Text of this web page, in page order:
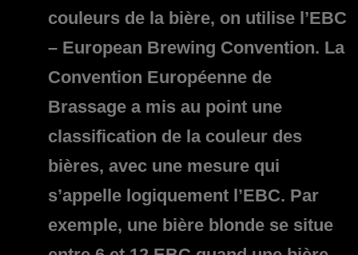
couleurs de la bière, on utilise l’EBC
– European Brewing Convention. La
Convention Européenne de
Brassage a mis au point une
classification de la couleur des
bières, avec une mesure qui
s’appelle logiquement l’EBC. Par
exemple, une bière blonde se situe